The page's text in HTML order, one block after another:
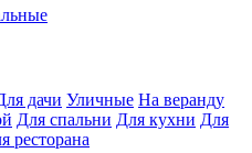
дачи Уличные На веранду
Для спальни Для кухни Для
ресторана